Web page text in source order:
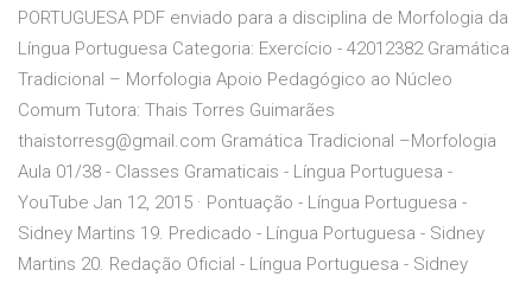
PORTUGUESA PDF enviado para a disciplina de Morfologia da
Língua Portuguesa Categoria: Exercício - 42012382 Gramática
Tradicional – Morfologia Apoio Pedagógico ao Núcleo
Comum Tutora: Thais Torres Guimarães
thaistorresg@gmail.com Gramática Tradicional –Morfologia
Aula 01/38 - Classes Gramaticais - Língua Portuguesa -
YouTube Jan 12, 2015 · Pontuação - Língua Portuguesa -
Sidney Martins 19. Predicado - Língua Portuguesa - Sidney
Martins 20. Redação Oficial - Língua Portuguesa - Sidney